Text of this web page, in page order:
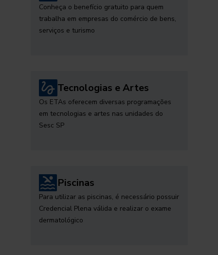
Conheça o benefício gratuito para quem
trabalha em empresas do comércio de bens,
serviços e turismo
Tecnologias e Artes
Os ETAs oferecem diversas programações
em tecnologias e artes nas unidades do
Sesc SP
Piscinas
Para utilizar as piscinas, é necessário possuir
Credencial Plena válida e realizar o exame
dermatológico